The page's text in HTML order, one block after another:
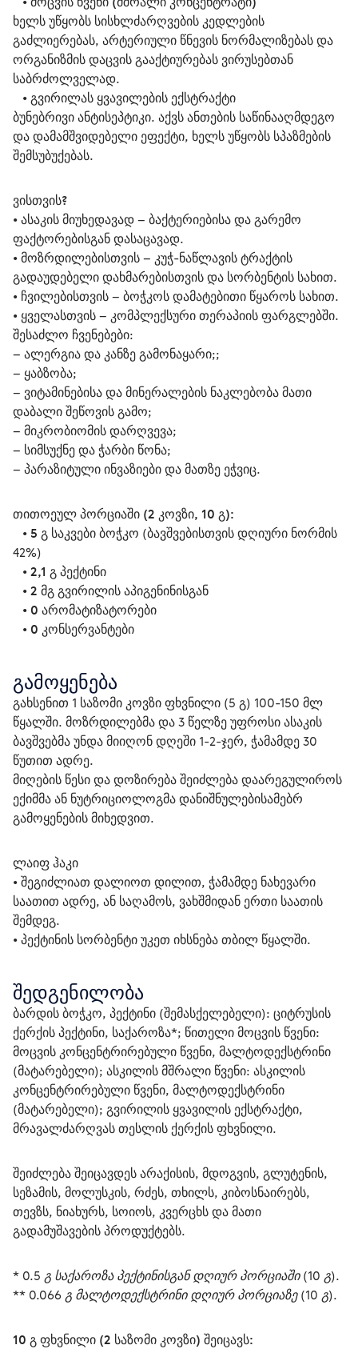
ხელს უწყობს სისხლძარღვების კედლების
გაძლიერებას, არტერიული წნევის ნორმალიზებას და
ორგანიზმის დაცვის გააქტიურებას ვირუსებთან
საბრძოლველად.
• გვირილას ყვავილების ექსტრაქტი
ბუნებრივი ანტისეპტიკი. აქვს ანთების საწინააღმდეგო
და დამამშვიდებელი ეფექტი, ხელს უწყობს სპაზმების
შემსუბუქებას.
ვისთვის?
• ასაკის მიუხედავად – ბაქტერიებისა და გარემო
ფაქტორებისგან დასაცავად.
• მოზრდილებისთვის – კუჭ-ნაწლავის ტრაქტის
გადაუდებელი დახმარებისთვის და სორბენტის სახით.
• ჩვილებისთვის – ბოჭკოს დამატებითი წყაროს სახით.
• ყველასთვის – კომპლექსური თერაპიის ფარგლებში.
შესაძლო ჩვენებები:
– ალერგია და კანზე გამონაყარი;;
– ყაბზობა;
– ვიტამინებისა და მინერალების ნაკლებობა მათი
დაბალი შეწოვის გამო;
– მიკრობიომის დარღვევა;
– სიმსუქნე და ჭარბი წონა;
– პარაზიტული ინვაზიები და მათზე ეჭვიც.
თითოეულ პორციაში (2 კოვზი, 10 გ):
• 5 გ საკვები ბოჭკო (ბავშვებისთვის დღიური ნორმის
42%)
• 2,1 გ პექტინი
• 2 მგ გვირილის აპიგენინისგან
• 0 არომატიზატორები
• 0 კონსერვანტები
გამოყენება
გახსენით 1 საზომი კოვზი ფხვნილი (5 გ) 100-150 მლ
წყალში. მოზრდილებმა და 3 წელზე უფროსი ასაკის
ბავშვებმა უნდა მიიღონ დღეში 1-2-ჯერ, ჭამამდე 30
წუთით ადრე.
მიღების წესი და დოზირება შეიძლება დაარეგულიროს
ექიმმა ან ნუტრიციოლოგმა დანიშნულებისამებრ
გამოყენების მიხედვით.
ლაიფ ჰაკი
• შეგიძლიათ დალიოთ დილით, ჭამამდე ნახევარი
საათით ადრე, ან საღამოს, ვახშმიდან ერთი საათის
შემდეგ.
• პექტინის სორბენტი უკეთ იხსნება თბილ წყალში.
შედგენილობა
ბარდის ბოჭკო, პექტინი (შემასქელებელი): ციტრუსის
ქერქის პექტინი, საქაროზა*; წითელი მოცვის წვენი:
მოცვის კონცენტრირებული წვენი, მალტოდექსტრინი
(მატარებელი); ასკილის მშრალი წვენი: ასკილის
კონცენტრირებული წვენი, მალტოდექსტრინი
(მატარებელი); გვირილის ყვავილის ექსტრაქტი,
მრავალძარღვას თესლის ქერქის ფხვნილი.
შეიძლება შეიცავდეს არაქისის, მდოგვის, გლუტენის,
სეზამის, მოლუსკის, რძეს, თხილს, კიბოსნაირებს,
თევზს, ნიახურს, სოიოს, კვერცხს და მათი
გადამუშავების პროდუქტებს.
* 0.5 გ საქაროზა პექტინისგან დღიურ პორციაში (10 გ).
** 0.066 გ მალტოდექსტრინი დღიურ პორციაზე (10 გ).
10 გ ფხვნილი (2 საზომი კოვზი) შეიცავს: